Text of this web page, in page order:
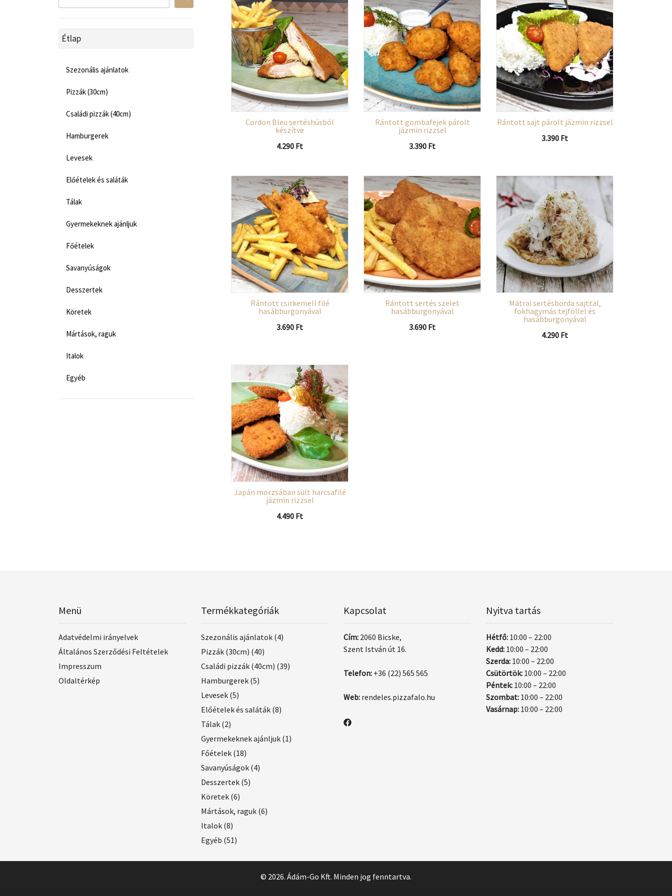
Cordon Bleu sertéshúsból
készítve
4.290 Ft
Rántott gombafejek párolt
jázmin rizzsel
3.390 Ft
Rántott sajt párolt jázmin rizzsel
3.390 Ft
Rántott csirkemell filé
hasábburgonyával
3.690 Ft
Rántott sertés szelet
hasábburgonyával
3.690 Ft
Mátrai sertésborda sajttal,
fokhagymás tejföllel és
hasábburgonyával
4.290 Ft
Japán morzsában sült harcsafilé
jázmin rizzsel
4.490 Ft
Étlap
Szezonális ajánlatok
Pizzák (30cm)
Családi pizzák (40cm)
Hamburgerek
Levesek
Előételek és saláták
Tálak
Gyermekeknek ajánljuk
Főételek
Savanyúságok
Desszertek
Köretek
Mártások, raguk
Italok
Egyéb
Menü
Adatvédelmi irányelvek
Általános Szerződési Feltételek
Impresszum
Oldaltérkép
Termékkategóriák
Szezonális ajánlatok (4)
Pizzák (30cm) (40)
Családi pizzák (40cm) (39)
Hamburgerek (5)
Levesek (5)
Előételek és saláták (8)
Tálak (2)
Gyermekeknek ajánljuk (1)
Főételek (18)
Savanyúságok (4)
Desszertek (5)
Köretek (6)
Mártások, raguk (6)
Italok (8)
Egyéb (51)
Kapcsolat
Cím: 2060 Bicske,
Szent István út 16.
Telefon: +36 (22) 565 565
Web: rendeles.pizzafalo.hu
Nyitva tartás
Hétfő: 10:00 – 22:00
Kedd: 10:00 – 22:00
Szerda: 10:00 – 22:00
Csütörtök: 10:00 – 22:00
Péntek: 10:00 – 22:00
Szombat: 10:00 – 22:00
Vasárnap: 10:00 – 22:00
© 2026. Ádám-Go Kft. Minden jog fenntartva.